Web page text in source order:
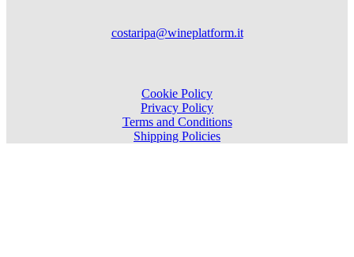
costaripa@wineplatform.it
Cookie Policy
Privacy Policy
Terms and Conditions
Shipping Policies